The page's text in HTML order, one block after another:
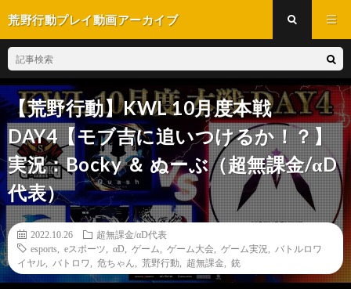
荒野行動プレイ動画アーカイブ
【荒野行動】KWL 10月度本戦
DAY4【モブ吉に追いつけるか！？】
実況：Bocky ＆ ぬーぶ（超無課金/αD
代表）
2022.10.26
超無課金/αD代表
esports
eスポーツ αD ゲーム ゲーム大会 ゲーム実況
バトルロワ
イヤル
バトロワ 危ちゃん 荒野行動 超無課金 銃